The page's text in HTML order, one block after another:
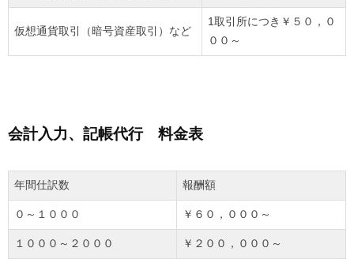
仮想通貨取引（暗号資産取引）など
1取引所につき￥５０，０
００～
会計入力、記帳代行 料金表
年間仕訳数 報酬額
０～１０００ ￥６０，０００～
１０００～２０００ ￥２００，０００～